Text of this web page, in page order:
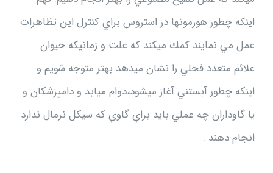
اينكه چطور هورمونها در استروس براي كنترل اين تظاهرات
عمل مي نمايند كمك ميكند كه علت و زمانيكه حيوان
علائم متعدد فحلي را نشان ميدهد بهتر متوجه شويم و
اينكه چطور آبستني آغاز ميشود،دوام ميابد و دامپزشكان و
يا گاوداران چه عملي بايد براي گاوي كه سيكل نرمال ندارد
انجام دهند .